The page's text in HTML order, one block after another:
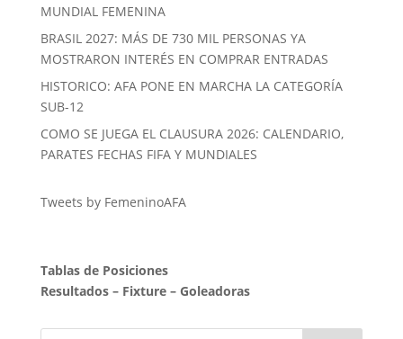
MUNDIAL FEMENINA
BRASIL 2027: MÁS DE 730 MIL PERSONAS YA
MOSTRARON INTERÉS EN COMPRAR ENTRADAS
HISTORICO: AFA PONE EN MARCHA LA CATEGORÍA
SUB-12
COMO SE JUEGA EL CLAUSURA 2026: CALENDARIO,
PARATES FECHAS FIFA Y MUNDIALES
Tweets by FemeninoAFA
Tablas de Posiciones
Resultados– Fixture– Goleadoras